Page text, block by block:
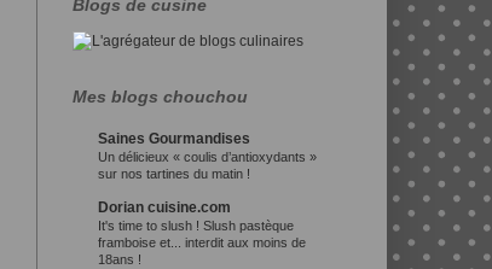
Blogs de cusine
Mes blogs chouchou
Saines Gourmandises
Un délicieux « coulis d’antioxydants »
sur nos tartines du matin !
Dorian cuisine.com
It's time to slush ! Slush pastèque
framboise et... interdit aux moins de
18ans !